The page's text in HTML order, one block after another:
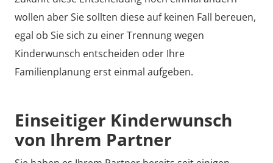
wollen aber Sie sollten diese auf keinen Fall bereuen,
egal ob Sie sich zu einer Trennung wegen
Kinderwunsch entscheiden oder Ihre
Familienplanung erst einmal aufgeben.
Einseitiger Kinderwunsch
von Ihrem Partner